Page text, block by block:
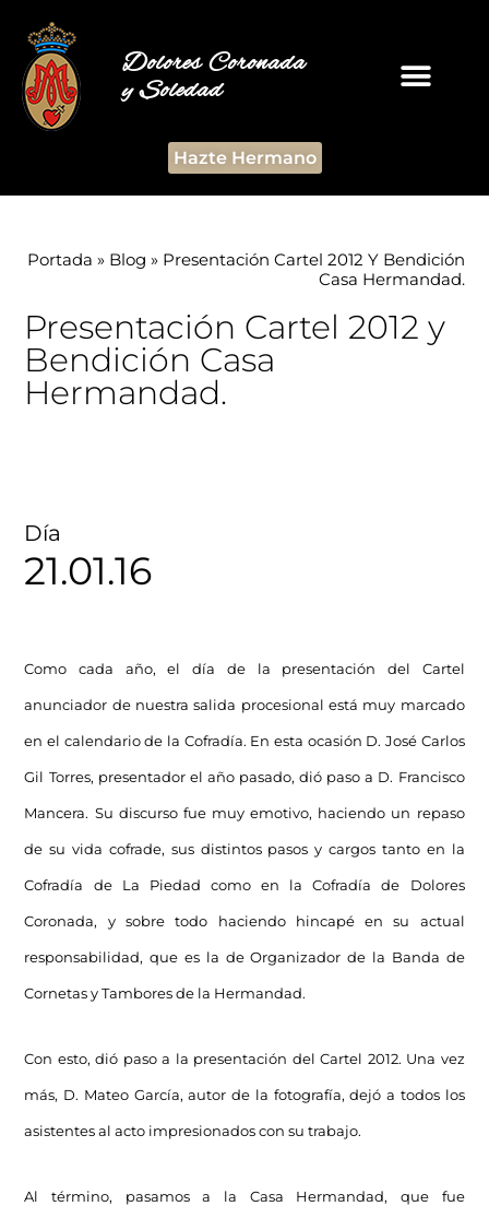
Dolores Coronada
y Soledad
Hazte Hermano
Portada » Blog » Presentación Cartel 2012 Y Bendición
Casa Hermandad.
Presentación Cartel 2012 y
Bendición Casa
Hermandad.
Día
21.01.16
Como cada año, el día de la presentación del Cartel
anunciador de nuestra salida procesional está muy marcado
en el calendario de la Cofradía. En esta ocasión D. José Carlos
Gil Torres, presentador el año pasado, dió paso a D. Francisco
Mancera. Su discurso fue muy emotivo, haciendo un repaso
de su vida cofrade, sus distintos pasos y cargos tanto en la
Cofradía de La Piedad como en la Cofradía de Dolores
Coronada, y sobre todo haciendo hincapé en su actual
responsabilidad, que es la de Organizador de la Banda de
Cornetas y Tambores de la Hermandad.
Con esto, dió paso a la presentación del Cartel 2012. Una vez
más, D. Mateo García, autor de la fotografía, dejó a todos los
asistentes al acto impresionados con su trabajo.
Al término, pasamos a la Casa Hermandad, que fue